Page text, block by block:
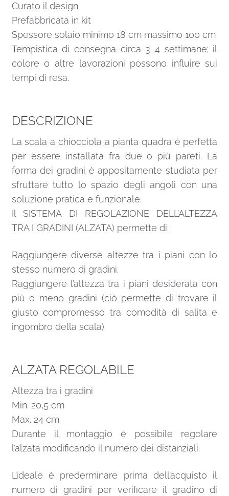
Curato il design
Prefabbricata in kit
Spessore solaio minimo 18 cm massimo 100 cm
Tempistica di consegna circa 3 4 settimane; il
colore o altre lavorazioni possono influire sui
tempi di resa.
DESCRIZIONE
La scala a chiocciola a pianta quadra è perfetta
per essere installata fra due o più pareti. La
forma dei gradini è appositamente studiata per
sfruttare tutto lo spazio degli angoli con una
soluzione pratica e funzionale.
Il SISTEMA DI REGOLAZIONE DELL’ALTEZZA
TRA I GRADINI (ALZATA) permette di:
Raggiungere diverse altezze tra i piani con lo
stesso numero di gradini.
Raggiungere l’altezza tra i piani desiderata con
più o meno gradini (ciò permette di trovare il
giusto compromesso tra comodità di salita e
ingombro della scala).
ALZATA REGOLABILE
Altezza tra i gradini
Min. 20,5 cm
Max. 24 cm
Durante il montaggio è possibile regolare
l’alzata modificando il numero dei distanziali.
L’ideale è prederminare prima dell’acquisto il
numero di gradini per verificare il gradino di